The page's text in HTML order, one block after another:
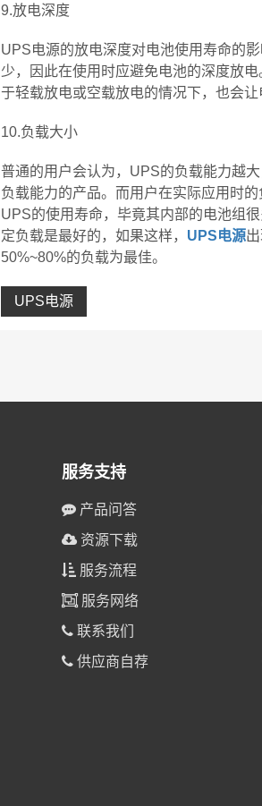
9.放电深度
UPS电源的放电深度对电池使用寿命的
少，因此在使用时应避免电池的深度放
于轻载放电或空载放电的情况下，也会
10.负载大小
普通的用户会认为，UPS的负载能力越
负载能力的产品。而用户在实际应用时
UPS的使用寿命，毕竟其内部的电池组
定负载是最好的，如果这样， UPS电源
50%~80%的负载为最佳。
UPS电源
服务支持
产品问答
资源下载
服务流程
服务网络
联系我们
供应商自荐